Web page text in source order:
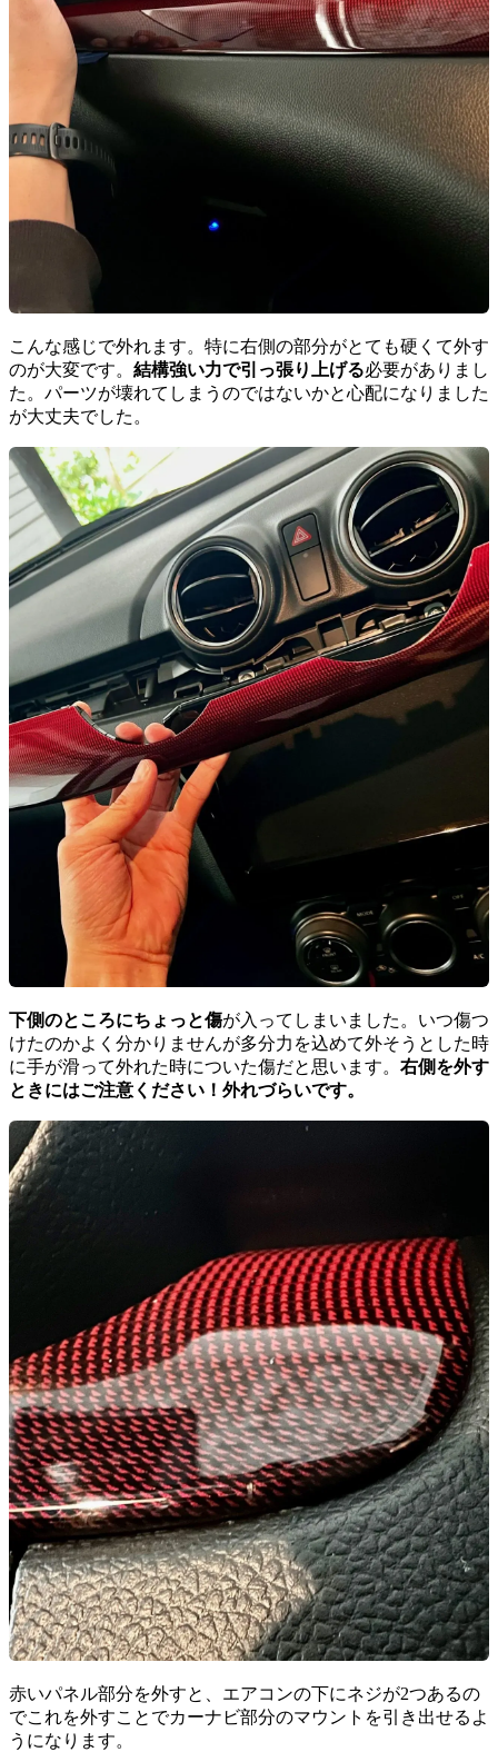
こんな感じで外れます。特に右側の部分がとても硬くて外す
のが大変です。 結構強い力で引っ張り上げる必要がありまし
た。パーツが壊れてしまうのではないかと心配になりました
が大丈夫でした。
下側のところにちょっと傷が入ってしまいました。いつ傷つ
けたのかよく分かりませんが多分力を込めて外そうとした時
に手が滑って外れた時についた傷だと思います。 右側を外す
ときにはご注意ください！外れづらいです。
赤いパネル部分を外すと、エアコンの下にネジが2つあるの
でこれを外すことでカーナビ部分のマウントを引き出せるよ
うになります。